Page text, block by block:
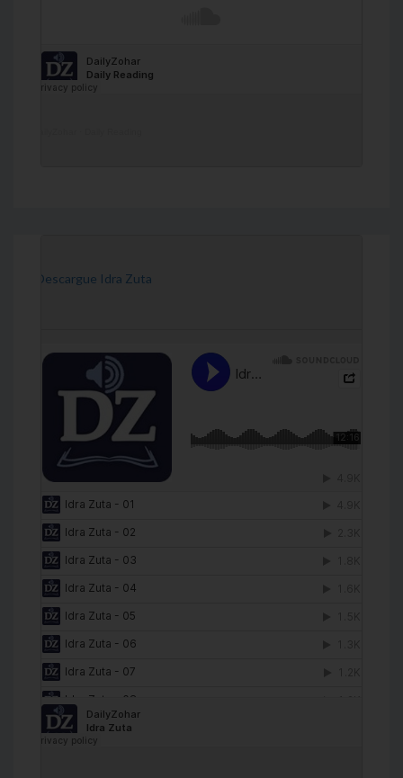
[Descargue Idra Zuta